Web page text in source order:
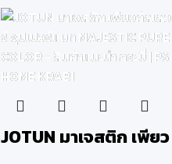
JOTUN มาเจสติก เพียว